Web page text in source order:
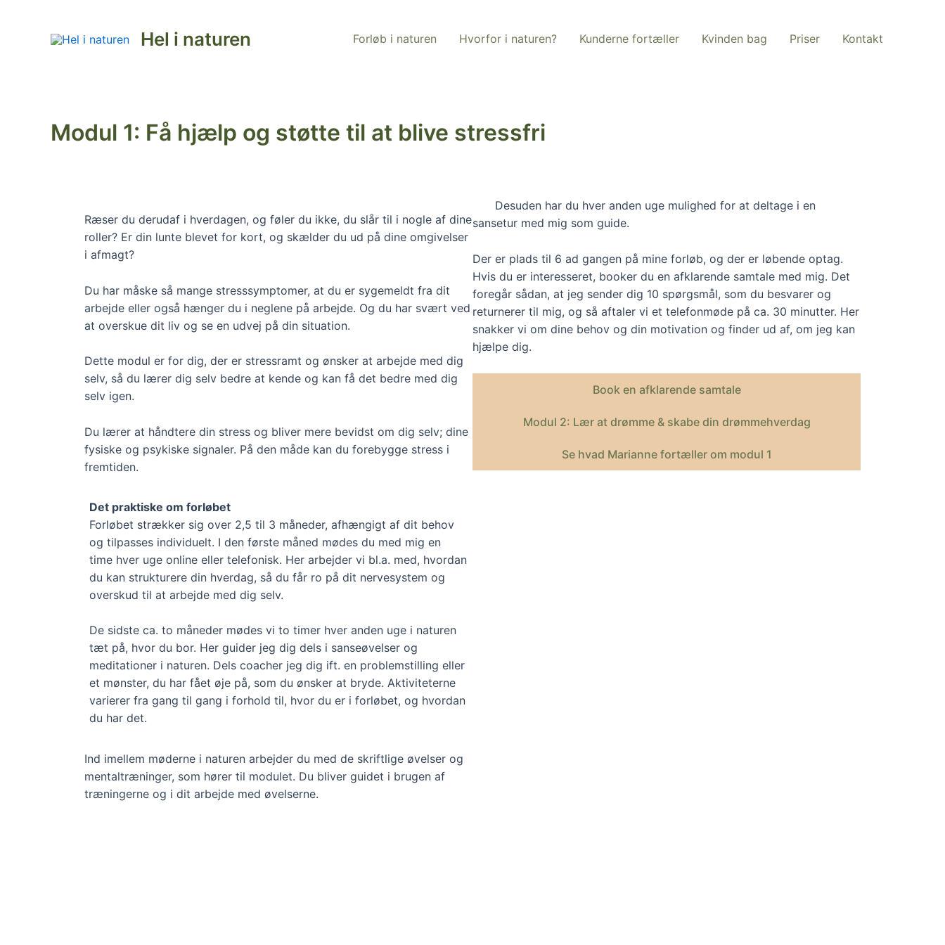
Hel i naturen Forløb i naturen Hvorfor i naturen? Kunderne fortæller Kvinden bag Priser Kontakt
Modul 1: Få hjælp og støtte til at blive stressfri
Ræser du derudaf i hverdagen, og føler du ikke, du slår til i nogle af dine
roller? Er din lunte blevet for kort, og skælder du ud på dine omgivelser
i afmagt?
Du har måske så mange stresssymptomer, at du er sygemeldt fra dit
arbejde eller også hænger du i neglene på arbejde. Og du har svært ved
at overskue dit liv og se en udvej på din situation.
Dette modul er for dig, der er stressramt og ønsker at arbejde med dig
selv, så du lærer dig selv bedre at kende og kan få det bedre med dig
selv igen.
Du lærer at håndtere din stress og bliver mere bevidst om dig selv; dine
fysiske og psykiske signaler. På den måde kan du forebygge stress i
fremtiden.
Det praktiske om forløbet
Forløbet strækker sig over 2,5 til 3 måneder, afhængigt af dit behov
og tilpasses individuelt. I den første måned mødes du med mig en
time hver uge online eller telefonisk. Her arbejder vi bl.a. med, hvordan
du kan strukturere din hverdag, så du får ro på dit nervesystem og
overskud til at arbejde med dig selv.
De sidste ca. to måneder mødes vi to timer hver anden uge i naturen
tæt på, hvor du bor. Her guider jeg dig dels i sanseøvelser og
meditationer i naturen. Dels coacher jeg dig ift. en problemstilling eller
et mønster, du har fået øje på, som du ønsker at bryde. Aktiviteterne
varierer fra gang til gang i forhold til, hvor du er i forløbet, og hvordan
du har det.
Ind imellem møderne i naturen arbejder du med de skriftlige øvelser og
mentaltræninger, som hører til modulet. Du bliver guidet i brugen af
træningerne og i dit arbejde med øvelserne.
Desuden har du hver anden uge mulighed for at deltage i en
sansetur med mig som guide.
Der er plads til 6 ad gangen på mine forløb, og der er løbende optag.
Hvis du er interesseret, booker du en afklarende samtale med mig. Det
foregår sådan, at jeg sender dig 10 spørgsmål, som du besvarer og
returnerer til mig, og så aftaler vi et telefonmøde på ca. 30 minutter. Her
snakker vi om dine behov og din motivation og finder ud af, om jeg kan
hjælpe dig.
Book en afklarende samtale
Modul 2: Lær at drømme & skabe din drømmehverdag
Se hvad Marianne fortæller om modul 1